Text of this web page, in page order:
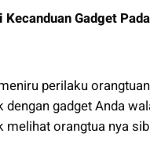
Gadget
perilaku
gadget Anda
orangtua nya